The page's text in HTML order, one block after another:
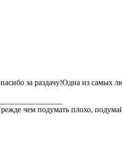
за раздачу!Одна из самых
чем подумать плохо,